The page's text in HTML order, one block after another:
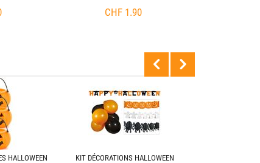
CHF 1.90
HALLOWEEN KIT DÉCORATIONS HALLOWEEN